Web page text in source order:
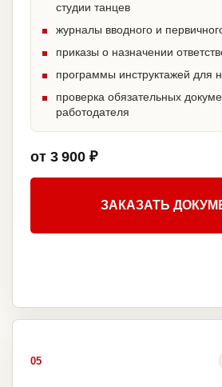
студии танцев
журналы вводного и
приказы о назначении
программы инструктажей для
проверка обязательных
работодателя
от 3 900 ₽
ЗАКАЗАТЬ
05